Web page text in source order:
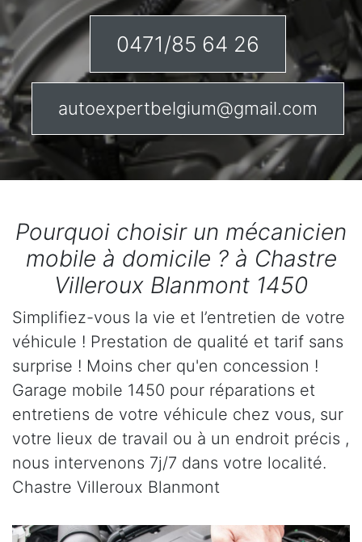
0471/85 64 26
autoexpertbelgium@gmail.com
Pourquoi choisir un mécanicien
mobile à domicile ? à Chastre
Villeroux Blanmont 1450
Simplifiez-vous la vie et l’entretien de votre
véhicule ! Prestation de qualité et tarif sans
surprise ! Moins cher qu'en concession !
Garage mobile 1450 pour réparations et
entretiens de votre véhicule chez vous, sur
votre lieux de travail ou à un endroit précis ,
nous intervenons 7j/7 dans votre localité.
Chastre Villeroux Blanmont